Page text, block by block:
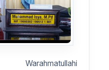
Warahmatullahi